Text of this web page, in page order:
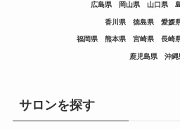
広島県 岡山県 山口県
香川県 徳島県 愛媛
福岡県 熊本県 宮崎県 長崎
鹿児島県 沖縄
サロンを探す